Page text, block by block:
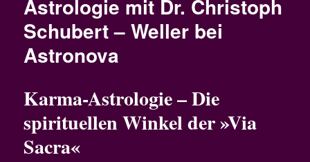
Astrologie mit Dr. Christoph
Schubert – Weller bei
Astronova
Karma-Astrologie – Die
spirituellen Winkel der »Via
Sacra«